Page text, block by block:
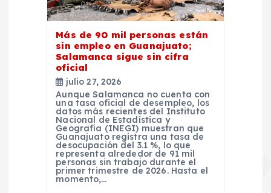
Más de 90 mil personas están
sin empleo en Guanajuato;
Salamanca sigue sin cifra
oficial
julio 27, 2026
Aunque Salamanca no cuenta con
una tasa oficial de desempleo, los
datos más recientes del Instituto
Nacional de Estadística y
Geografía (INEGI) muestran que
Guanajuato registra una tasa de
desocupación del 3.1 %, lo que
representa alrededor de 91 mil
personas sin trabajo durante el
primer trimestre de 2026. Hasta el
momento,…